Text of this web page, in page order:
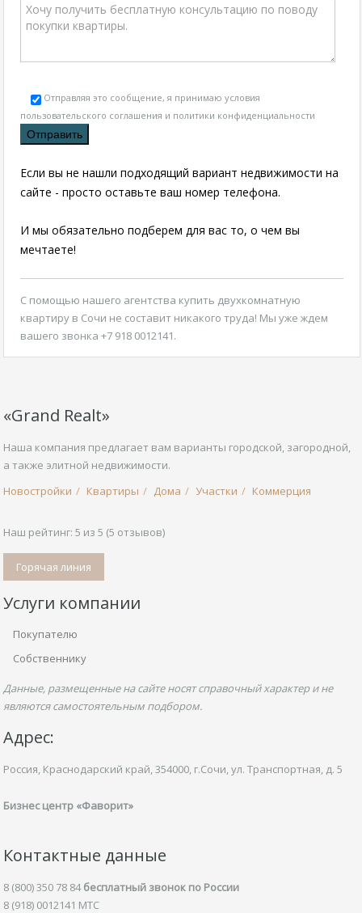
Отправляя это сообщение, я принимаю условия
пользовательского соглашения и политики конфиденциальности
Если вы не нашли подходящий вариант недвижимости на
сайте - просто оставьте ваш номер телефона.
И мы обязательно подберем для вас то, о чем вы
мечтаете!
С помощью нашего агентства купить двухкомнатную
квартиру в Сочи не составит никакого труда! Мы уже ждем
вашего звонка +7 918 0012141.
«Grand Realt»
Наша компания предлагает вам варианты городской, загородной,
а также элитной недвижимости.
Новостройки
Квартиры Дома Участки Коммерция
Наш рейтинг: 5 из 5 (5 отзывов)
Горячая линия
Услуги компании
Покупателю
Собственнику
Данные, размещенные на сайте носят справочный характер и не
являются самостоятельным подбором.
Адрес:
Россия, Краснодарский край,354000, г.Сочи, ул. Транспортная, д. 5
Бизнес центр «Фаворит»
Контактные данные
8 (800) 350 78 84бесплатный звонок по России
8 (918) 0012141 MTC